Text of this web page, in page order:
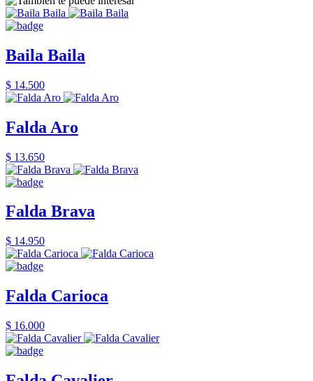
Baila Baila
$ 14.500
Falda Aro
$ 13.650
Falda Brava
$ 14.950
Falda Carioca
$ 16.000